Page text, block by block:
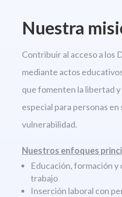
Nuestra
Contribuir al acceso a los
mediante actos
que fomenten la libertady
especial para personas
vulnerabilidad.
Nuestros enfoques
Educación, formación y
trabajo
Inserción laboral con